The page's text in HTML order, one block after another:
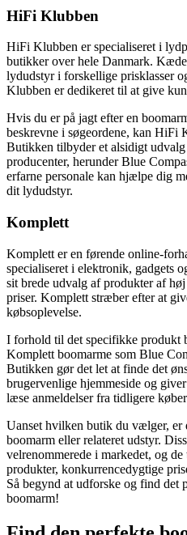
HiFi Klubben
HiFi Klubben er specialiseret i
butikker over hele Danmark.
lydudstyr i forskellige prisklasser
Klubben er dedikeret til at give
Hvis du er på jagt efter en
beskrevne i søgeordene, kan HiFi
Butikken tilbyder et alsidigt
producenter, herunder Blue
erfarne personale kan hjælpe dig
dit lydudstyr.
Komplett
Komplett er en førende online-
specialiseret i elektronik, gadgets
sit brede udvalg af produkter af
priser. Komplett stræber efter at
købsoplevelse.
I forhold til det specifikke produkt
Komplett boomarme som Blue
Butikken gør det let at finde det
brugervenlige hjemmeside og
læse anmeldelser fra tidligere
Uanset hvilken butik du vælger, er
boomarm eller relateret udstyr.
velrenommerede i markedet, og
produkter, konkurrencedygtige
Så begynd at udforske og find det
boomarm!